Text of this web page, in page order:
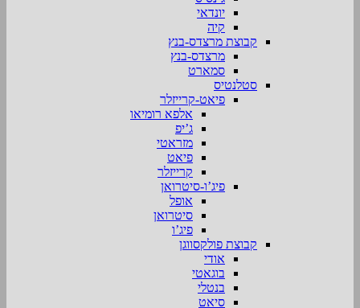
יונדאי
קיה
קבוצת מרצדס-בנץ
מרצדס-בנץ
סמארט
סטלנטיס
פיאט-קרייזלר
אלפא רומיאו
ג’יפ
מזראטי
פיאט
קרייזלר
פיג’ו-סיטרואן
אופל
סיטרואן
פיג’ו
קבוצת פולקסווגן
אודי
בוגאטי
בנטלי
סיאט